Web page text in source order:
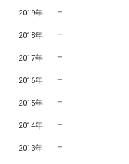
2019年
2018年
2017年
2016年
2015年
2014年
2013年